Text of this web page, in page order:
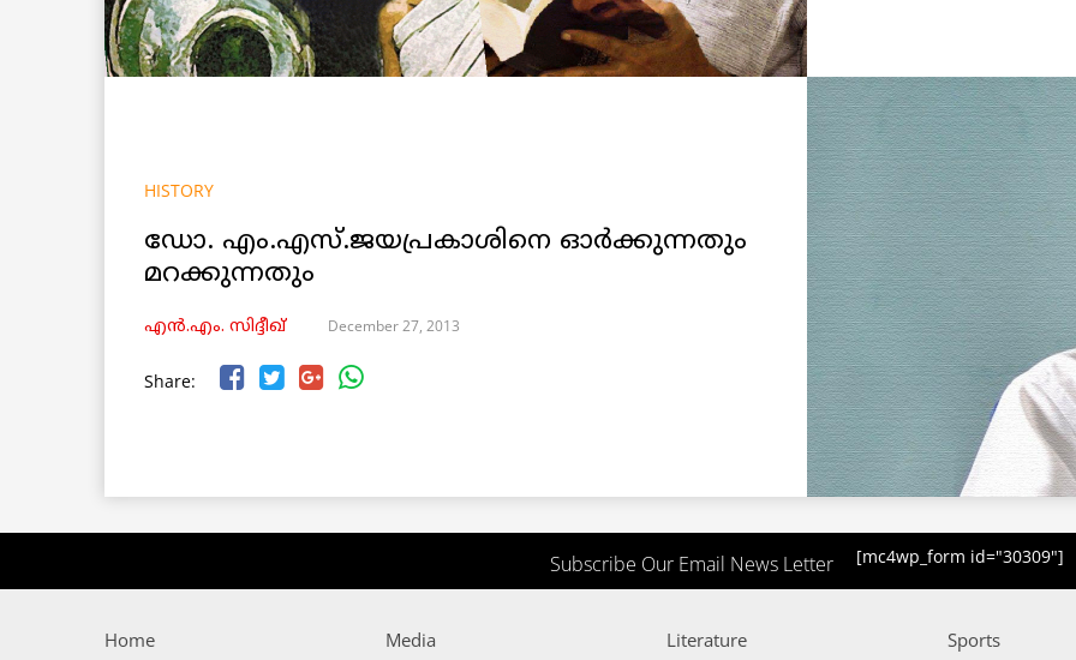
HISTORY
ഡോ. എം.എസ്.ജയപ്രകാശിനെ ഓര്‍ക്കുന്നതും
മറക്കുന്നതും
എൻ.എം. സിദ്ദീഖ് December 27, 2013
Share:
Subscribe Our Email News Letter [mc4wp_form id="30309"]
Home Media Literature Sports